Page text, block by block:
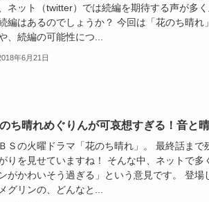
ネット（twitter）では続編を期待する声が多
編はあるのでしょうか？ 今回は「花のち晴れ
、続編の可能性につ...
年6月21日
ち晴れめぐりんが可哀想すぎる！音と
Ｓの火曜ドラマ「花のち晴れ」。 最終話まで
がりを見せていますね！ そんな中、ネットで
がかわいそう過ぎる」という意見です。 登場
グリンの、どんなと...